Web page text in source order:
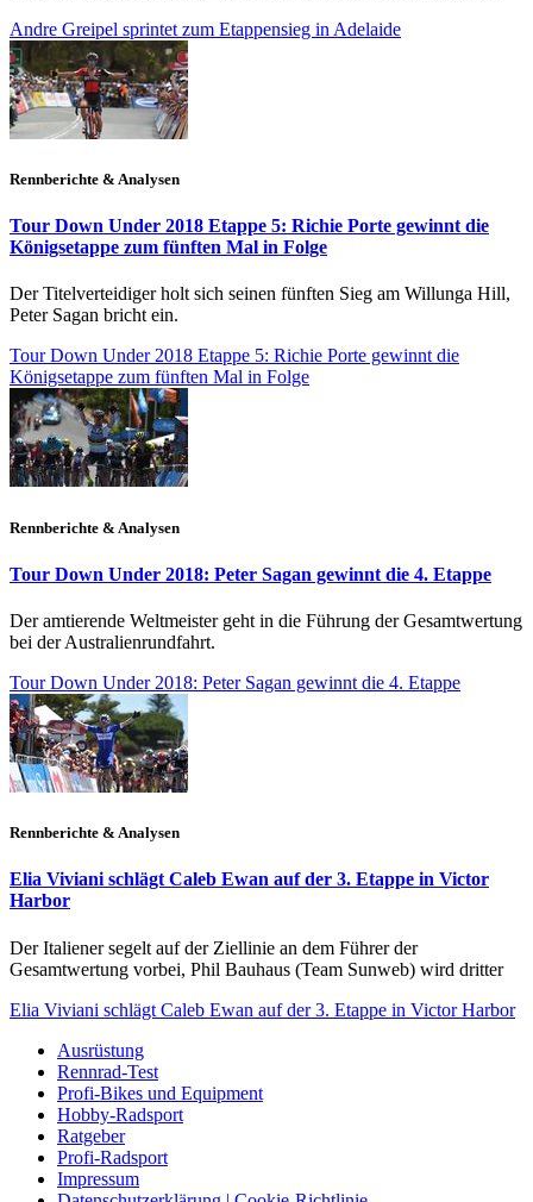
Andre Greipel sprintet zum Etappensieg in Adelaide
Rennberichte & Analysen
Tour Down Under 2018 Etappe 5: Richie Porte gewinnt die
Königsetappe zum fünften Mal in Folge
Der Titelverteidiger holt sich seinen fünften Sieg am Willunga Hill,
Peter Sagan bricht ein.
Tour Down Under 2018 Etappe 5: Richie Porte gewinnt die
Königsetappe zum fünften Mal in Folge
Rennberichte & Analysen
Tour Down Under 2018: Peter Sagan gewinnt die 4. Etappe
Der amtierende Weltmeister geht in die Führung der Gesamtwertung
bei der Australienrundfahrt.
Tour Down Under 2018: Peter Sagan gewinnt die 4. Etappe
Rennberichte & Analysen
Elia Viviani schlägt Caleb Ewan auf der 3. Etappe in Victor
Harbor
Der Italiener segelt auf der Ziellinie an dem Führer der
Gesamtwertung vorbei, Phil Bauhaus (Team Sunweb) wird dritter
Elia Viviani schlägt Caleb Ewan auf der 3. Etappe in Victor Harbor
Ausrüstung
Rennrad-Test
Profi-Bikes und Equipment
Hobby-Radsport
Ratgeber
Profi-Radsport
Impressum